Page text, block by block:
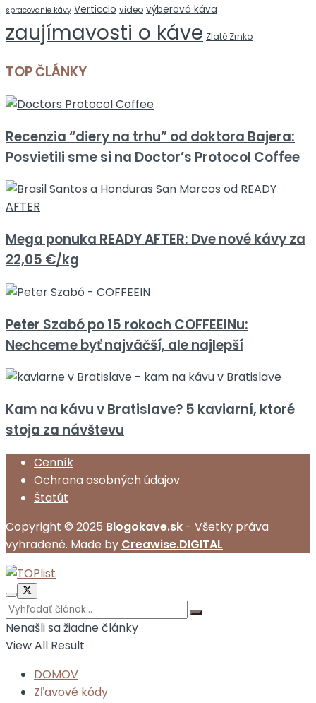
spracovanie kávy Verticcio video výberová káva
zaujímavosti o káve Zlaté Zrnko
TOP ČLÁNKY
Recenzia “diery na trhu” od doktora Bajera:
Posvietili sme si na Doctor’s Protocol Coffee
Mega ponuka READY AFTER: Dve nové kávy za
22,05 €/kg
Peter Szabó po 15 rokoch COFFEEINu:
Nechceme byť najväčší, ale najlepší
Kam na kávu v Bratislave? 5 kaviarní, ktoré
stoja za návštevu
Cenník
Ochrana osobných údajov
Štatút
Copyright © 2025 Blogokave.sk - Všetky práva
vyhradené. Made by Creawise.DIGITAL
Nenašli sa žiadne články
View All Result
DOMOV
Zľavové kódy